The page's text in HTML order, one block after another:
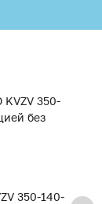
350-140-